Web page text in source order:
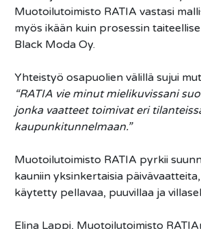
Muotoilutoimisto RATIA vastasi
myös ikään kuin prosessin
Black Moda Oy.
Yhteistyö osapuolien välillä sujui
“RATIA vie minut mielikuvissani
jonka vaatteet toimivat eri
kaupunkitunnelmaan.”
Muotoilutoimisto RATIA pyrkii
kauniin yksinkertaisia
käytetty pellavaa, puuvillaa ja
Elina Lappi, Muotoilutoimisto